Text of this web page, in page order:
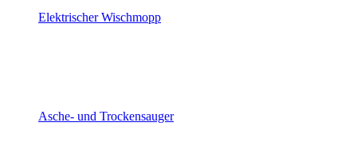
Elektrischer Wischmopp
Asche- und Trockensauger